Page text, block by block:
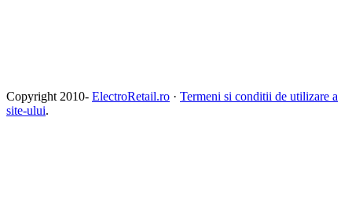
Copyright 2010- ElectroRetail.ro · Termeni si conditii de utilizare a
site-ului.